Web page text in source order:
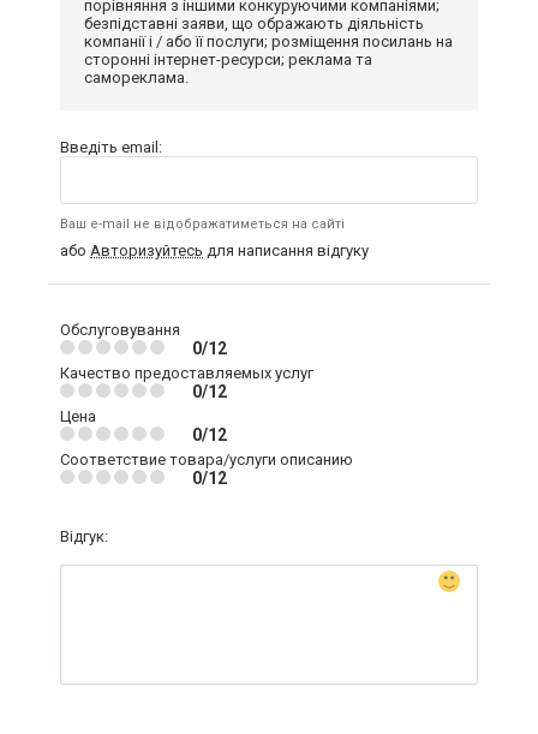
порівняння з іншими конкуруючими компаніями;
безпідставні заяви, що ображають діяльність
компанії і / або її послуги; розміщення посилань на
сторонні інтернет-ресурси; реклама та
самореклама.
Введіть email:
Ваш e-mail не відображатиметься на сайті
або Авторизуйтесь для написання відгуку
Обслуговування
0/12
Качество предоставляемых услуг
0/12
Цена
0/12
Соответствие товара/услуги описанию
0/12
Відгук: